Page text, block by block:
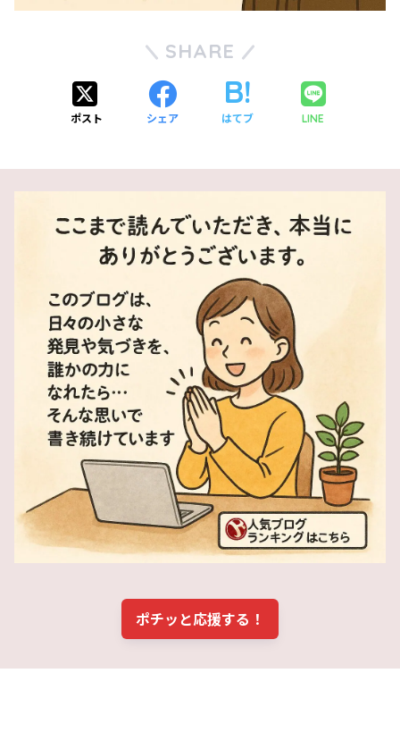
SHARE
ポスト シェア はてブ LINE
ポチッと応援する！